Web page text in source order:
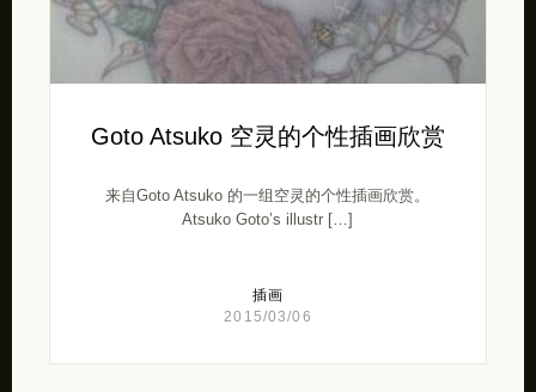
Goto Atsuko 空灵的个性插画欣赏
来自Goto Atsuko 的一组空灵的个性插画欣赏。
Atsuko Goto’s illustr […]
插画
2015/03/06